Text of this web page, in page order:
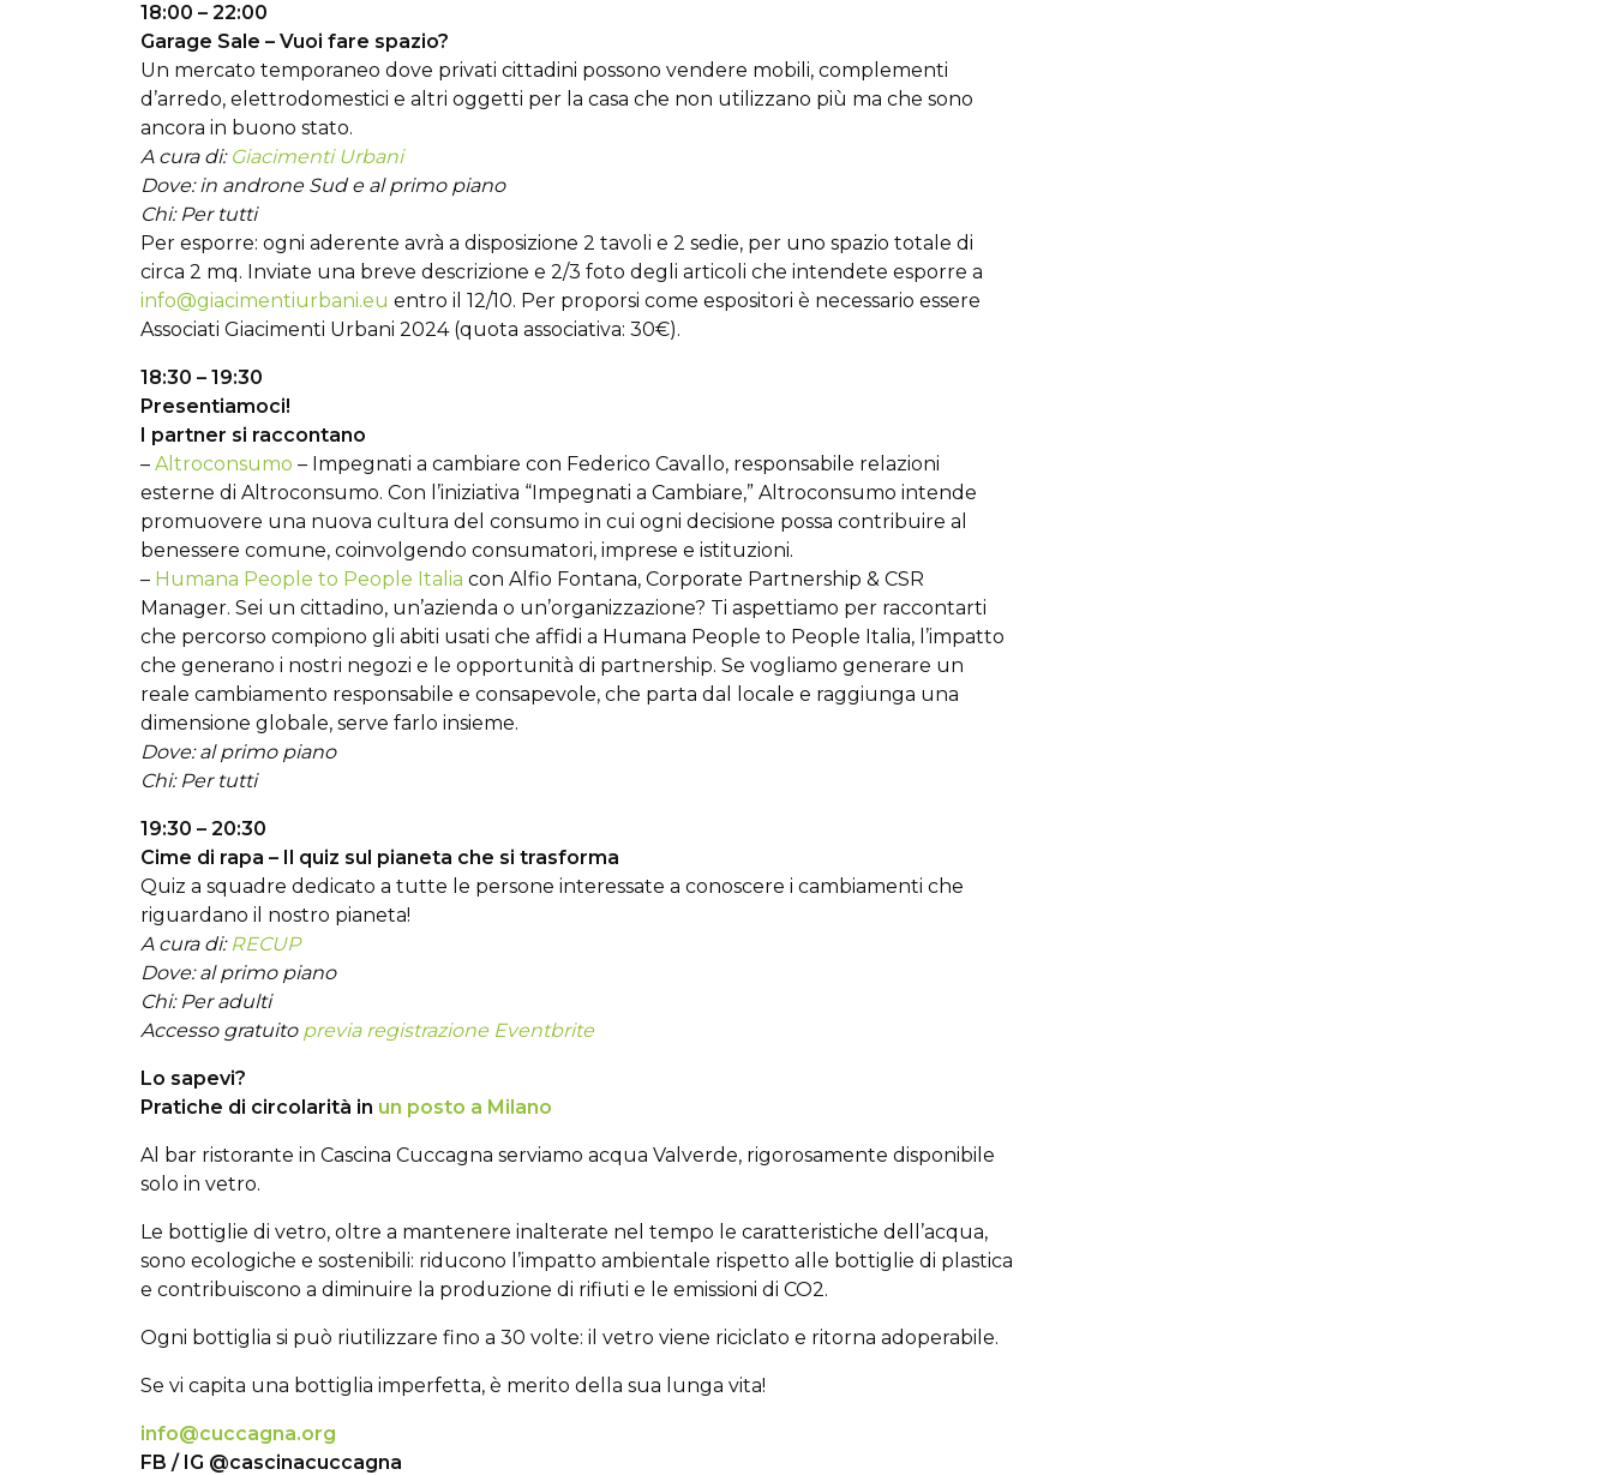
18:00 – 22:00
Garage Sale – Vuoi fare spazio?
Un mercato temporaneo dove privati cittadini possono vendere mobili, complementi
d’arredo, elettrodomestici e altri oggetti per la casa che non utilizzano più ma che sono
ancora in buono stato.
A cura di: Giacimenti Urbani
Dove: in androne Sud e al primo piano
Chi: Per tutti
Per esporre: ogni aderente avrà a disposizione 2 tavoli e 2 sedie, per uno spazio totale di
circa 2 mq. Inviate una breve descrizione e 2/3 foto degli articoli che intendete esporre a
info@giacimentiurbani.eu entro il 12/10. Per proporsi come espositori è necessario essere
Associati Giacimenti Urbani 2024 (quota associativa: 30€).
18:30 – 19:30
Presentiamoci!
I partner si raccontano
– Altroconsumo – Impegnati a cambiare con Federico Cavallo, responsabile relazioni
esterne di Altroconsumo. Con l’iniziativa “Impegnati a Cambiare,” Altroconsumo intende
promuovere una nuova cultura del consumo in cui ogni decisione possa contribuire al
benessere comune, coinvolgendo consumatori, imprese e istituzioni.
– Humana People to People Italia con Alfio Fontana, Corporate Partnership & CSR
Manager. Sei un cittadino, un’azienda o un’organizzazione? Ti aspettiamo per raccontarti
che percorso compiono gli abiti usati che affidi a Humana People to People Italia, l’impatto
che generano i nostri negozi e le opportunità di partnership. Se vogliamo generare un
reale cambiamento responsabile e consapevole, che parta dal locale e raggiunga una
dimensione globale, serve farlo insieme.
Dove: al primo piano
Chi: Per tutti
19:30 – 20:30
Cime di rapa – Il quiz sul pianeta che si trasforma
Quiz a squadre dedicato a tutte le persone interessate a conoscere i cambiamenti che
riguardano il nostro pianeta!
A cura di: RECUP
Dove: al primo piano
Chi: Per adulti
Accesso gratuito previa registrazione Eventbrite
Lo sapevi?
Pratiche di circolarità in un posto a Milano
Al bar ristorante in Cascina Cuccagna serviamo acqua Valverde, rigorosamente disponibile
solo in vetro.
Le bottiglie di vetro, oltre a mantenere inalterate nel tempo le caratteristiche dell’acqua,
sono ecologiche e sostenibili: riducono l’impatto ambientale rispetto alle bottiglie di plastica
e contribuiscono a diminuire la produzione di rifiuti e le emissioni di CO2.
Ogni bottiglia si può riutilizzare fino a 30 volte: il vetro viene riciclato e ritorna adoperabile.
Se vi capita una bottiglia imperfetta, è merito della sua lunga vita!
info@cuccagna.org
FB / IG @cascinacuccagna